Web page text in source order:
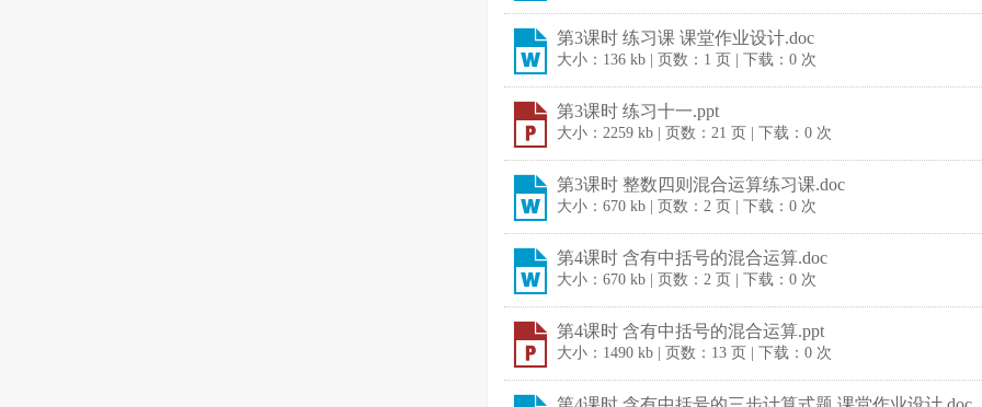
第3课时 练习课 课堂作业设计.doc
大小：136 kb | 页数：1 页 | 下载：0 次
第3课时 练习十一.ppt
大小：2259 kb | 页数：21 页 | 下载：0 次
第3课时 整数四则混合运算练习课.doc
大小：670 kb | 页数：2 页 | 下载：0 次
第4课时 含有中括号的混合运算.doc
大小：670 kb | 页数：2 页 | 下载：0 次
第4课时 含有中括号的混合运算.ppt
大小：1490 kb | 页数：13 页 | 下载：0 次